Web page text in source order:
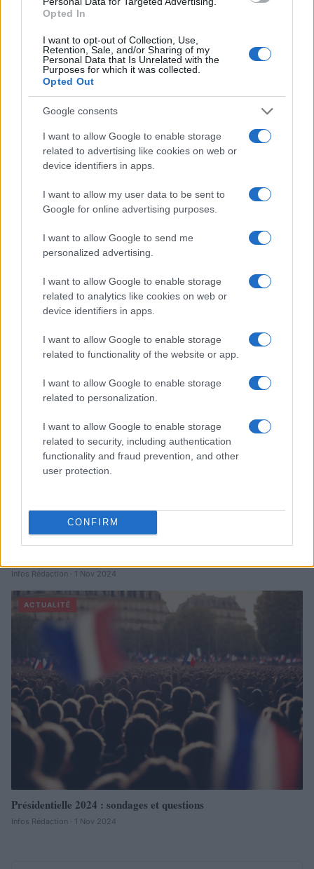
Opted In
I want to opt-out of Collection, Use,
Retention, Sale, and/or Sharing of my
Personal Data that Is Unrelated with the
Purposes for which it was collected.
Opted Out
Google consents
I want to allow Google to enable storage
related to advertising like cookies on web or
device identifiers in apps.
I want to allow my user data to be sent to
Google for online advertising purposes.
I want to allow Google to send me
personalized advertising.
I want to allow Google to enable storage
related to analytics like cookies on web or
device identifiers in apps.
I want to allow Google to enable storage
related to functionality of the website or app.
I want to allow Google to enable storage
related to personalization.
I want to allow Google to enable storage
related to security, including authentication
functionality and fraud prevention, and other
user protection.
CONFIRM
À lire aussi
Rétablir la Sécurité Après un Cambriolage : Solutions Rapides
et Efficaces de La Clé du 16 à Paris
ACTUALITÉ
Infos Rédaction · 1 Nov 2024
ACTUALITÉ
Présidentielle 2024 : sondages et questions
Infos Rédaction · 1 Nov 2024